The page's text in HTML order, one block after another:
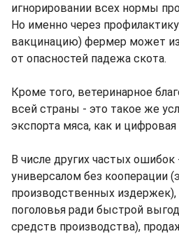
игнорировании всех нормы
Но именно через
вакцинацию) фермер может
от опасностей падежа скота.
Кроме того, ветеринарное
всей страны - это такое же
экспорта мяса, как и
В числе других частых
универсалом без кооперации
производственных
поголовья ради быстрой
средств производства),